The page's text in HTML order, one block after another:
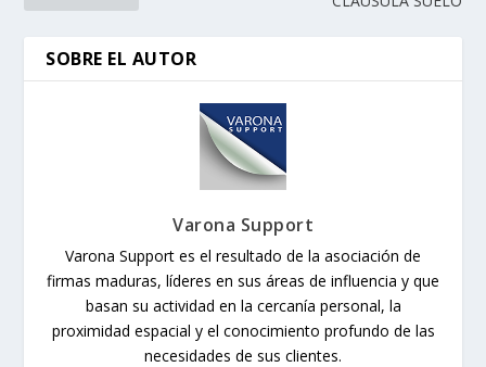
SOBRE EL AUTOR
Varona Support
Varona Support es el resultado de la asociación de
firmas maduras, líderes en sus áreas de influencia y que
basan su actividad en la cercanía personal, la
proximidad espacial y el conocimiento profundo de las
necesidades de sus clientes.